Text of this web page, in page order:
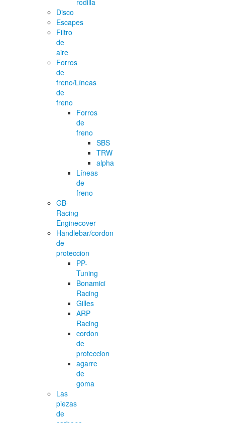
Disco
Escapes
Filtro
de
aire
Forros
de
freno/Líneas
de
freno
Forros
de
freno
SBS
TRW
alpha
Líneas
de
freno
GB-
Racing
Enginecover
Handlebar/cordon
de
proteccion
PP-
Tuning
Bonamici
Racing
Gilles
ARP
Racing
cordon
de
proteccion
agarre
de
goma
Las
piezas
de